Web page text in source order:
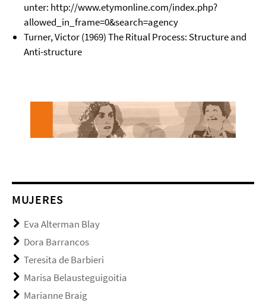
unter: http://www.etymonline.com/index.php?
allowed_in_frame=0&search=agency
Turner, Victor (1969) The Ritual Process: Structure and
Anti-structure
MUJERES
Eva Alterman Blay
Dora Barrancos
Teresita de Barbieri
Marisa Belausteguigoitia
Marianne Braig